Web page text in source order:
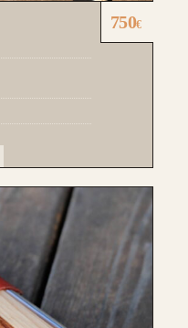
750€